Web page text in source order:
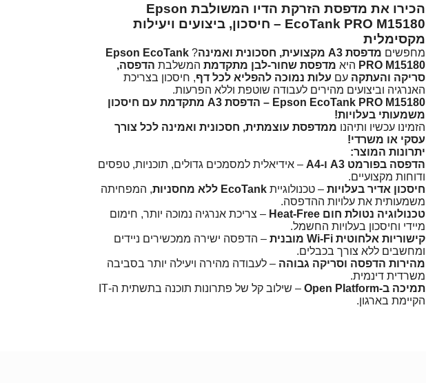
הכירו את מדפסת הזרקת הדיו המשולבת Epson
EcoTank PRO M15180 – חיסכון, ביצועים ויעילות
מקסימלית
מחפשים מדפסת A3 מקצועית, חסכונית ואמינה ?
Epson EcoTank
PRO M15180 היא מדפסת שחור-לבן מתקדמתהמשלבת הדפסה,
סריקה והעתקה עם עלות נמוכה להפליא לכל דף, חיסכון בצריכת
האנרגיה וביצועים מהירים לעבודה שוטפת וללא הפרעות.
Epson EcoTank PRO M15180 – הדפסת A3 מתקדמת עם חיסכון
משמעותי בעלויות!
הזמינו עכשיו ותיהנו ממדפסת עוצמתית, חסכונית ואמינה לכל צורך
עסקי או משרדי!
יתרונות המוצר:
הדפסה בפורמט A3 ו-A4
– אידיאלית למסמכים גדולים, תוכניות, טפסים
ודוחות מקצועיים.
חיסכון אדיר בעלויות– טכנולוגיית EcoTank ללא מחסניות
, המפחיתה
משמעותית את עלויות ההדפסה.
טכנולוגיה נטולת חום Heat-Free
– צריכת אנרגיה נמוכה יותר, חימום
מיידי וחיסכון בעלויות החשמל.
קישוריות אלחוטית Wi-Fi מובנית
– הדפסה ישירה ממכשירים ניידים
ומחשבים ללא צורך בכבלים.
מהירות הדפסה וסריקה גבוהה – לעבודה מהירה ויעילה יותר בסביבה
משרדית דינמית.
תמיכה ב-Open Platform
– שילוב קל של פתרונות תוכנה בתשתית ה-IT
הקיימת בארגון.